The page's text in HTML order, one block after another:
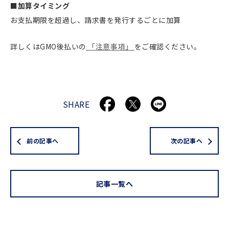
■加算タイミング
お支払期限を超過し、請求書を発行するごとに加算
詳しくはGMO後払いの 「注意事項」 をご確認ください。
SHARE
前の記事へ
記事一覧へ
次の記事へ